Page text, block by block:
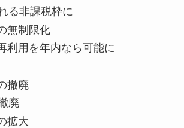
る非課税枠に
無制限化
利用を年内なら可能に
撤廃
廃
拡大